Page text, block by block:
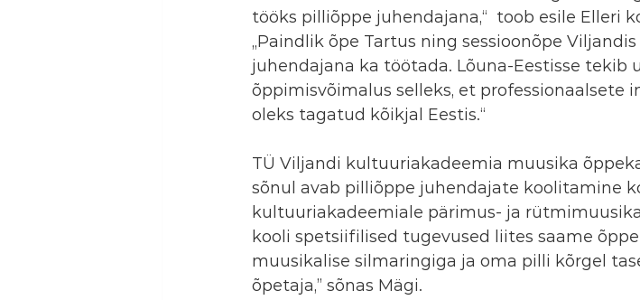
tööks pilliõppe juhendajana,“  toob esile Elleri
„Paindlik õpe Tartus ning sessioonõpe
juhendajana ka töötada. Lõuna-Eestisse tekib
õppimisvõimalus selleks, et professionaalsete
oleks tagatud kõikjal Eestis.“
TÜ Viljandi kultuuriakadeemia muusika
sõnul avab pilliõppe juhendajate koolitamine
kultuuriakadeemiale pärimus- ja
kooli spetsiifilised tugevused liites saame
muusikalise silmaringiga ja oma pilli kõrgel
õpetaja,” sõnas Mägi.